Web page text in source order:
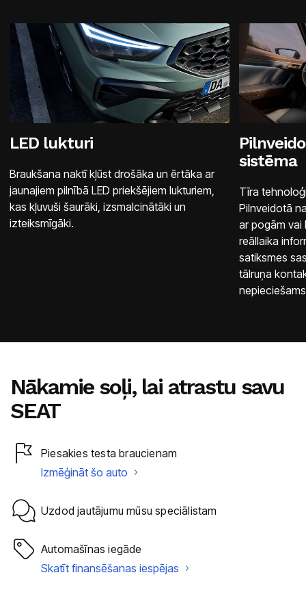
LED lukturi
Braukšana naktī kļūst drošāka un ērtāka ar
jaunajiem pilnībā LED priekšējiem lukturiem,
kas kļuvuši šaurāki, izsmalcinātāki un
izteiksmīgāki.
sistēma
Tīra
Pilnveidotā
ar pogām vai
reāllaika
satiksmes
tālruņa
Nākamie soļi, lai atrastu savu
SEAT
Piesakies testa braucienam
Izmēģināt šo auto
Uzdod jautājumu mūsu speciālistam
Automašīnas iegāde
Skatīt finansēšanas iespējas